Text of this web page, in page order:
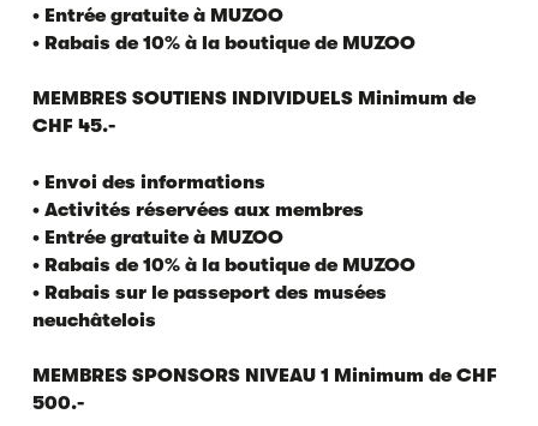
• Entrée gratuite à MUZOO
• Rabais de 10% à la boutique de MUZOO
MEMBRES SOUTIENS INDIVIDUELS Minimum de
CHF 45.-
• Envoi des informations
• Activités réservées aux membres
• Entrée gratuite à MUZOO
• Rabais de 10% à la boutique de MUZOO
• Rabais sur le passeport des musées
neuchâtelois
MEMBRES SPONSORS NIVEAU 1 Minimum de CHF
500.-